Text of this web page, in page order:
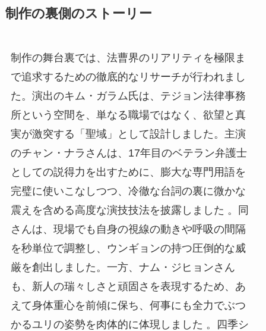
制作の裏側のストーリー
制作の舞台裏では、法曹界のリアリティを極限ま
で追求するための徹底的なリサーチが行われまし
た。演出のキム・ガラム氏は、テジョン法律事務
所という空間を、単なる職場ではなく、欲望と真
実が激突する「聖域」として設計しました。主演
のチャン・ナラさんは、17年目のベテラン弁護士
としての説得力を出すために、膨大な専門用語を
完璧に使いこなしつつ、冷徹な台詞の裏に微かな
震えを含める高度な演技技法を披露しました 。同
さんは、現場でも自身の視線の動きや呼吸の間隔
を秒単位で調整し、ウンギョンの持つ圧倒的な威
厳を創出しました。一方、ナム・ジヒョンさん
も、新人の瑞々しさと頑固さを表現するため、あ
えて身体重心を前傾に保ち、何事にも全力でぶつ
かるユリの姿勢を肉体的に体現しました 。四季シ